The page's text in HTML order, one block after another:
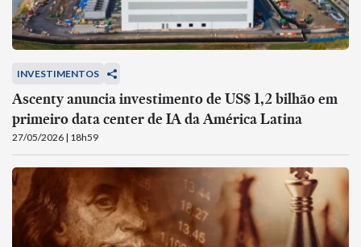
INVESTIMENTOS
Ascenty anuncia investimento de US$ 1,2 bilhão em
primeiro data center de IA da América Latina
27/05/2026 | 18h59